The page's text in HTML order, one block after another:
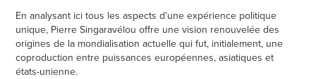
En analysant ici tous les aspects d’une expérience politique
unique, Pierre Singaravélou offre une vision renouvelée des
origines de la mondialisation actuelle qui fut, initialement, une
coproduction entre puissances européennes, asiatiques et
états-unienne.